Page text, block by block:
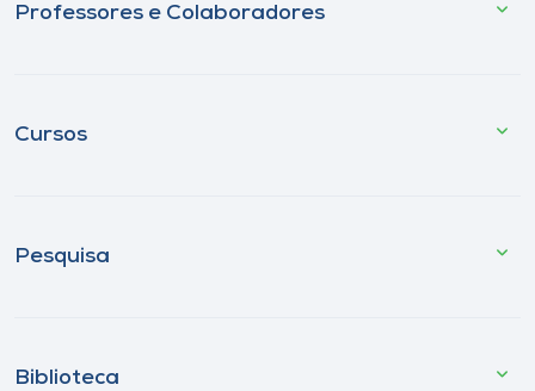
Professores e Colaboradores
Cursos
Pesquisa
Biblioteca